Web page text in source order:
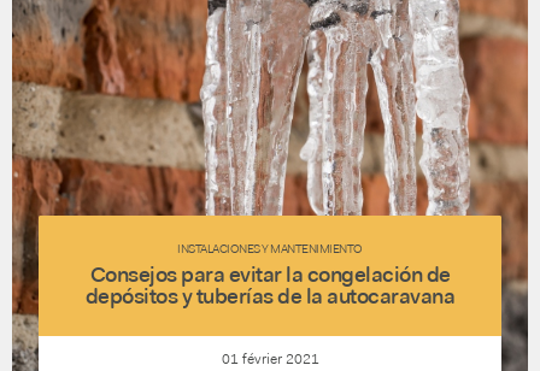
INSTALACIONES Y MANTENIMIENTO
Consejos para evitar la congelación de
depósitos y tuberías de la autocaravana
01 février 2021